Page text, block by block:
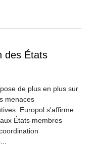
des États
de plus en plus sur
menaces
Europol s'affirme
États membres